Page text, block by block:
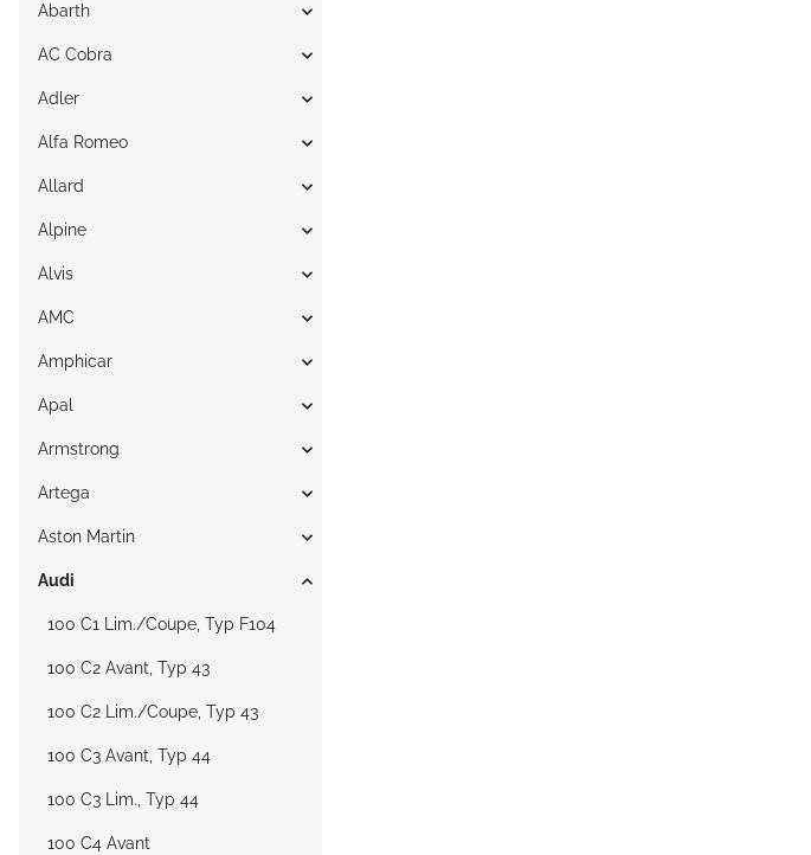
Abarth
AC Cobra
Adler
Alfa Romeo
Allard
Alpine
Alvis
AMC
Amphicar
Apal
Armstrong
Artega
Aston Martin
Audi
100 C1 Lim./Coupe, Typ F104
100 C2 Avant, Typ 43
100 C2 Lim./Coupe, Typ 43
100 C3 Avant, Typ 44
100 C3 Lim., Typ 44
100 C4 Avant